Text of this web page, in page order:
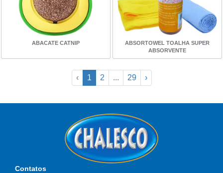
ABACATE CATNIP
ABSORTOWEL TOALHA SUPER
ABSORVENTE
‹ 1 2 ... 29 ›
Contatos